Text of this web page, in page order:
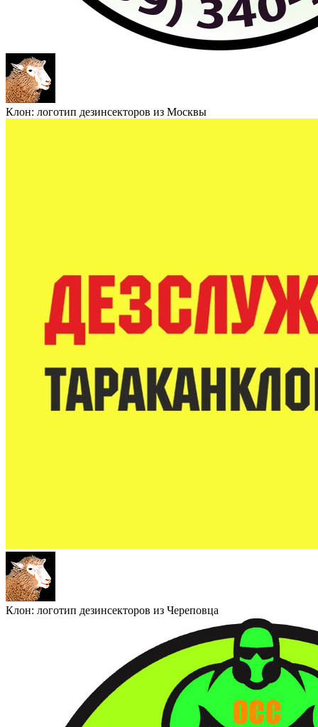
Клон: логотип дезинсекторов из Москвы
Клон: логотип дезинсекторов из Череповца